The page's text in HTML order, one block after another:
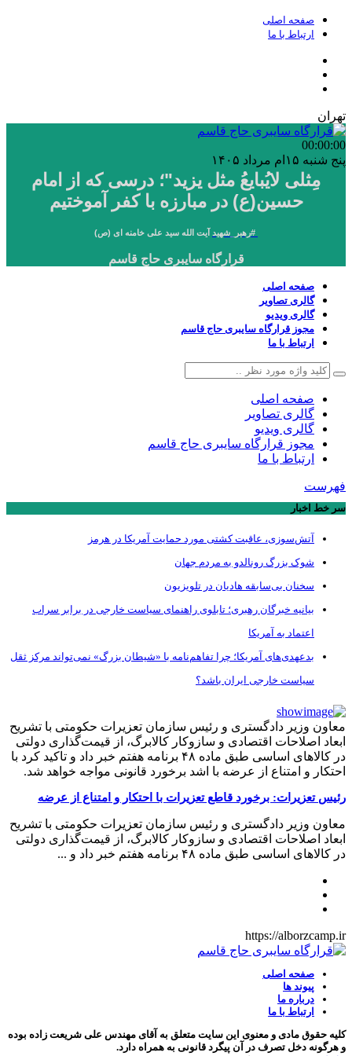
صفحه اصلی
ارتباط با ما
تهران
00:00:00
پنج شنبه ۱۵ام مرداد ۱۴۰۵
مِثلی لایُبایعُ مثل یزید"؛ درسی که از امام
حسین(ع) در مبارزه با کفر آموختیم
#رهبر_شهید آیت الله سید علی خامنه ای (ص)
قرارگاه سایبری حاج قاسم
صفحه اصلی
گالری تصاویر
گالری ویدیو
مجوز قرارگاه سایبری حاج قاسم
ارتباط با ما
صفحه اصلی
گالری تصاویر
گالری ویدیو
مجوز قرارگاه سایبری حاج قاسم
ارتباط با ما
فهرست
سر خط اخبار
آتش‌سوزی، عاقبت کشتی مورد حمایت آمریکا در هرمز
شوک بزرگ رونالدو به مردم جهان
سخنان بی‌سابقه هادیان در تلویزیون
بیانیه خبرگان رهبری؛ تابلوی راهنمای سیاست خارجی در برابر سراب
اعتماد به آمریکا
بدعهدی‌های آمریکا؛ چرا تفاهم‌نامه با «شیطان بزرگ» نمی‌تواند مرکز ثقل
سیاست خارجی ایران باشد؟
معاون وزیر دادگستری و رئیس سازمان تعزیرات حکومتی با تشریح
ابعاد اصلاحات اقتصادی و سازوکار کالابرگ، از قیمت‌گذاری دولتی
در کالاهای اساسی طبق ماده ۴۸ برنامه هفتم خبر داد و تاکید کرد با
احتکار و امتناع از عرضه با اشد برخورد قانونی مواجه خواهد شد.
رئیس تعزیرات: برخورد قاطع تعزیرات با احتکار و امتناع از عرضه
معاون وزیر دادگستری و رئیس سازمان تعزیرات حکومتی با تشریح
ابعاد اصلاحات اقتصادی و سازوکار کالابرگ، از قیمت‌گذاری دولتی
در کالاهای اساسی طبق ماده ۴۸ برنامه هفتم خبر داد و ...
https://alborzcamp.ir
صفحه اصلی
پیوند ها
درباره ما
ارتباط با ما
کلیه حقوق مادی و معنوی این سایت متعلق به آقای مهندس علی شریعت زاده بوده
و هرگونه دخل تصرف در آن پیگرد قانونی به همراه دارد.